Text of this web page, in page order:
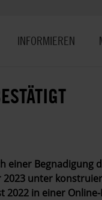
INFORMIEREN
einer Begnadigung
2023 unter
in einer